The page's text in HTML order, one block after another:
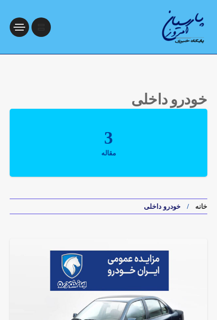
خودرو داخلی
3
مقاله
خانه خودرو داخلی